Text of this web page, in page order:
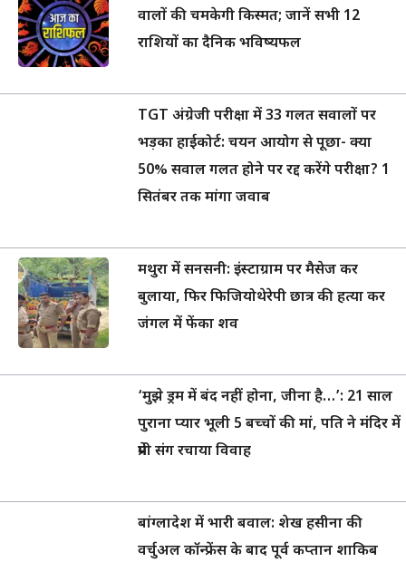
वालों की चमकेगी किस्मत; जानें सभी 12
राशियों का दैनिक भविष्यफल
TGT अंग्रेजी परीक्षा में 33 गलत सवालों पर
भड़का हाईकोर्ट: चयन आयोग से पूछा- क्या
50% सवाल गलत होने पर रद्द करेंगे परीक्षा? 1
सितंबर तक मांगा जवाब
मथुरा में सनसनी: इंस्टाग्राम पर मैसेज कर
बुलाया, फिर फिजियोथेरेपी छात्र की हत्या कर
जंगल में फेंका शव
‘मुझे ड्रम में बंद नहीं होना, जीना है…’: 21 साल
पुराना प्यार भूली 5 बच्चों की मां, पति ने मंदिर में
प्रेमी संग रचाया विवाह
बांग्लादेश में भारी बवाल: शेख हसीना की
वर्चुअल कॉन्फ्रेंस के बाद पूर्व कप्तान शाकिब